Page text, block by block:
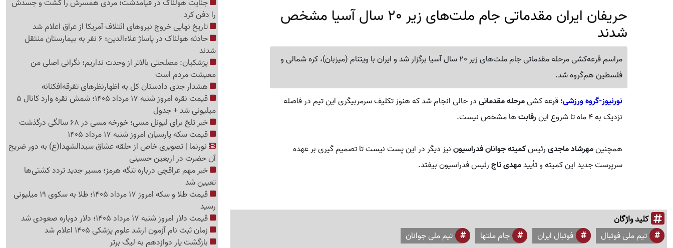
حریفان ایران مقدماتی جام ملت‌های زیر 20 سال آسیا مشخص
شدند
مراسم قرعه‌کشی مرحله مقدماتی جام ملت‌های زیر 20 سال آسیا برگزار شد و ایران با ویتنام (میزبان)، کره شمالی و
فلسطین هم‌گروه شد.
نورنیوز-گروه ورزشی:قرعه کشیمرحله مقدماتیدر حالی انجام شد که هنوز تکلیف سرمربیگری این تیم در فاصله
نزدیک به ۴ ماه تا شروع این
رقابتها مشخص نیست.
همچنینمهرشاد ماجدیرئیسکمیته جوانان فدراسیوننیز دیگر در این پست نیست تا تصمیم گیری بر عهده
سرپرست جدید این کمیته و تأییدمهدی تاجرئیس فدراسیون بیفتد.
کلید واژگان
تیم ملی فوتبال فوتبال ایران جام ملتها تیم ملی جوانان
جنایت هولناک در قیامدشت؛ مردی همسرش را کشت و جسدش
را دفن کرد
تاریخ نهایی خروج نیروهای ائتلاف آمریکا از عراق اعلام شد
حادثه هولناک در پاساژ علاءالدین؛ 6 نفر به بیمارستان منتقل
شدند
پزشکیان: مصلحتی بالاتر از وحدت نداریم؛ نگرانی اصلی من
معیشت مردم است
هشدار جدی دادستان کل به اظهارنظرهای تفرقه‌افکنانه
قیمت نقره امروز شنبه 17 مرداد 1405؛ شمش نقره وارد کانال 5
میلیونی شد + جدول
خبر تلخ برای لیونل مسی؛ خورخه مسی در 68 سالگی درگذشت
قیمت سکه پارسیان امروز شنبه 17 مرداد 1405
نورنما | تصویری خاص از حلقه عشاق سیدالشهدا(ع) به دور ضریح
آن حضرت در اربعین حسینی
خبر مهم عراقچی درباره تنگه هرمز؛ مسیر جدید تردد کشتی‌ها
تعیین شد
قیمت طلا و سکه امروز 17 مرداد 1405؛ طلا به سکوی 19 میلیونی
رسید
قیمت دلار امروز شنبه 17 مرداد 1405؛ دلار دوباره صعودی شد
زمان ثبت نام آزمون ارشد علوم پزشکی 1405 اعلام شد
بازگشت یار دوازدهم به لیگ برتر